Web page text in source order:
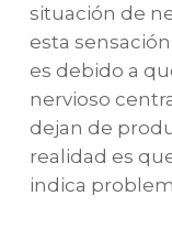
situación de
esta
es debido a
nervioso
dejan de
realidad es
indica